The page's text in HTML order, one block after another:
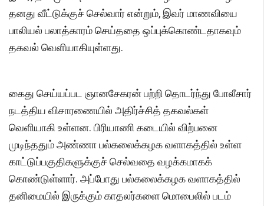
தனது வீட்டுக்குச் செல்வார் என்றும், இவர் மாணவியை
பாலியல் பலாத்காரம் செய்ததை ஒப்புக்கொண்டதாகவும்
தகவல் வெளியாகியுள்ளது.
கைது செய்யப்பட ஞானசேகரன் பற்றி தொடர்ந்து போலீசார்
நடத்திய விசாரணையில் அதிர்ச்சித் தகவல்கள்
வெளியாகி உள்ளன. பிரியாணி கடையில் விற்பனை
முடிந்ததும் அண்ணா பல்கலைக்கழக வளாகத்தில் உள்ள
காட்டுப்பகுதிகளுக்குச் செல்வதை வழக்கமாகக்
கொண்டுள்ளார். அப்போது பல்கலைக்கழக வளாகத்தில்
தனிமையில் இருக்கும் காதலர்களை மொபைலில் படம்